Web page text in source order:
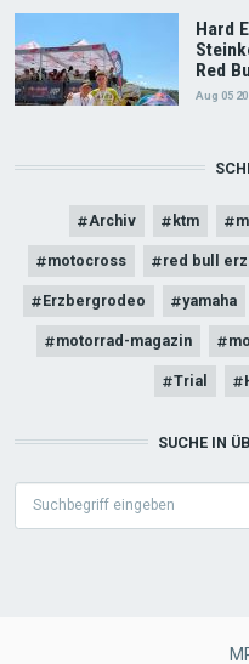
Hard
Red
Aug 05
Archiv ktm
motocross red bull
Erzbergrodeo yamaha
motorrad-magazin
Trial
SUCHE IN